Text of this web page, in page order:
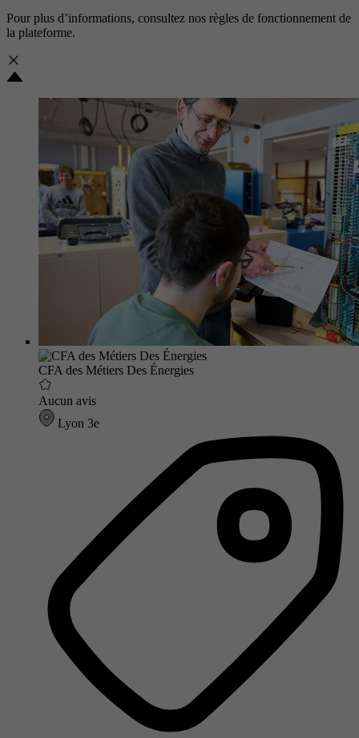
Pour plus d’informations, consultez nos règles de fonctionnement de
la plateforme.
CFA des Métiers Des Énergies
Aucun avis
Lyon 3e